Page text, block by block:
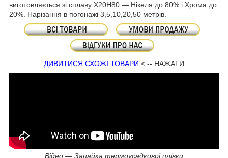
виготовляється зі сплаву Х20Н80 — Нікеля до 80% і Хрома до
20%. Нарізання в погонажі 3,5,10,20,50 метрів.
ДИВИТИСЯ СХОЖІ ТОВАРИ < -- НАЖАТИ
Відео — Запайка термоусадкової плівки